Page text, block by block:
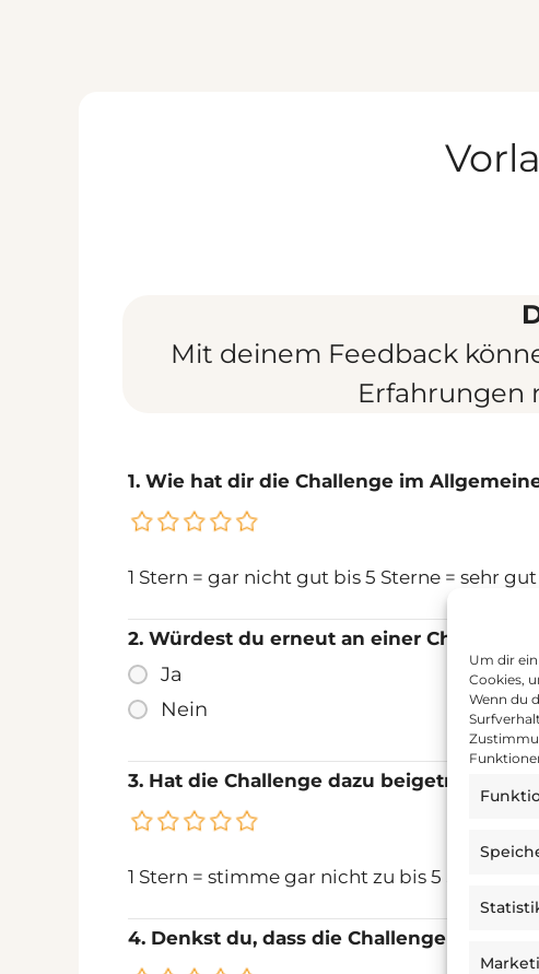
Um dir
Cookies,
Wenn du
Mit deinem Feedback
Erfahrungen
1. Wie hat dir die Challenge im
1 Stern = gar nicht gut bis 5 Sterne = sehr gut
2. Würdest du erneut an einer Challenge
Ja
Nein
3. Hat die Challenge dazu beigetragen,
1 Stern = stimme gar nicht zu bis 5 Sterne =
4. Denkst du, dass die Challenge dir